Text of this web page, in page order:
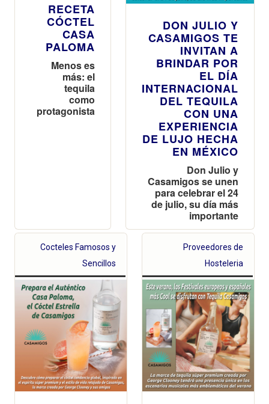
RECETA
CÓCTEL
CASA
PALOMA
Menos es
más: el
tequila
como
protagonista
DON JULIO Y
CASAMIGOS TE
INVITAN A
BRINDAR POR
EL DÍA
INTERNACIONAL
DEL TEQUILA
CON UNA
EXPERIENCIA
DE LUJO HECHA
EN MÉXICO
Don Julio y
Casamigos se unen
para celebrar el 24
de julio, su día más
importante
Cocteles Famosos y
Sencillos
Proveedores de
Hosteleria